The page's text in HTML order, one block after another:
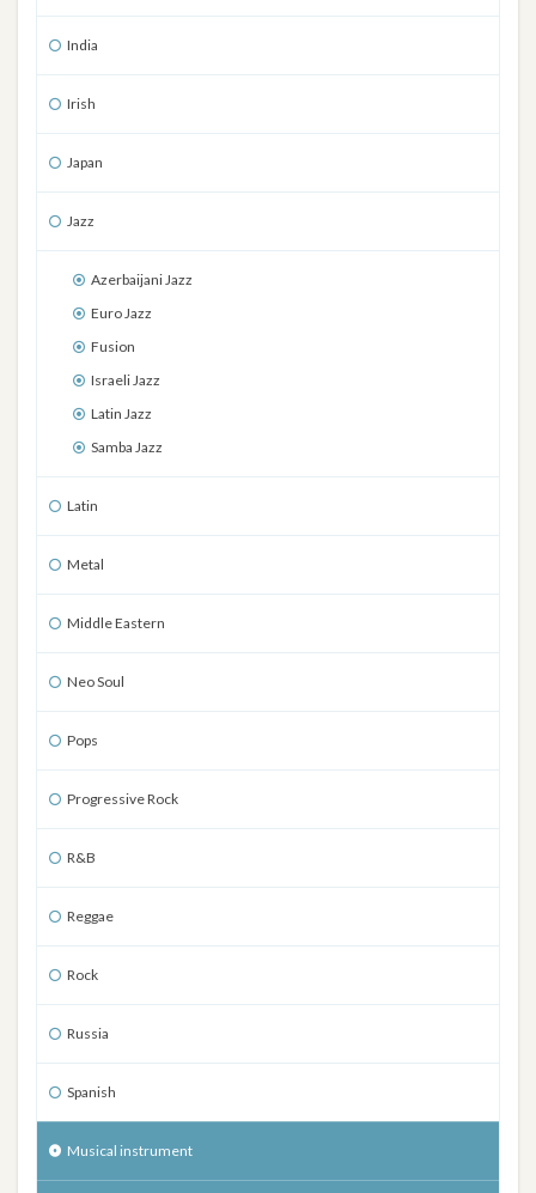
India
Irish
Japan
Jazz
Azerbaijani Jazz
Euro Jazz
Fusion
Israeli Jazz
Latin Jazz
Samba Jazz
Latin
Metal
Middle Eastern
Neo Soul
Pops
Progressive Rock
R&B
Reggae
Rock
Russia
Spanish
Musical instrument